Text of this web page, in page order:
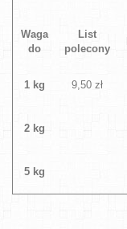
Waga
do
List
polecony
1 kg 9,50 zł
2 kg
5 kg